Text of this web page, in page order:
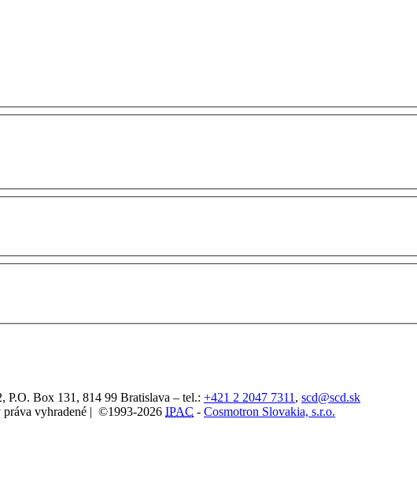
, P.O. Box 131, 814 99 Bratislava – tel.: +421 2 2047 7311 , scd@scd.sk
vyhradené | ©1993-2026 IPAC - Cosmotron Slovakia, s.r.o.